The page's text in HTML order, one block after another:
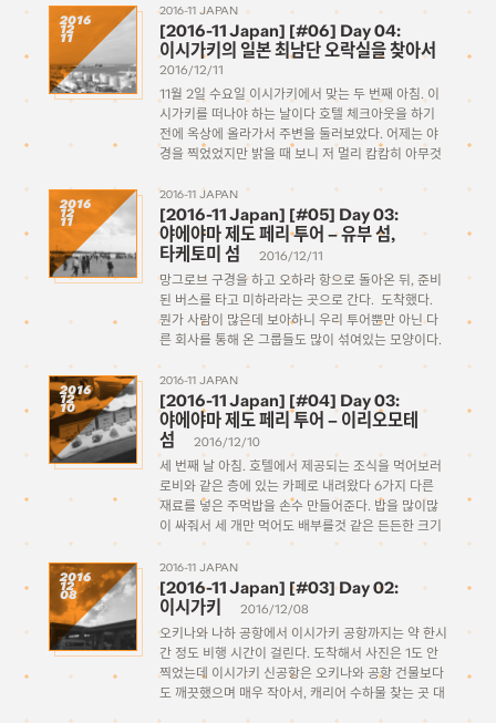
JTA(JAL의 자회사), RAC(류큐 에어 커뮤터–여기
도 […]
2016
12
11
2016-11 JAPAN
[2016-11 Japan] [#06] Day 04:
이시가키의 일본 최남단 오락실을 찾아서
2016/12/11
11월 2일 수요일 이시가키에서 맞는 두 번째 아침. 이
시가키를 떠나야 하는 날이다 호텔 체크아웃을 하기
전에 옥상에 올라가서 주변을 둘러보았다. 어제는 야
경을 찍었었지만 밝을 때 보니 저 멀리 캄캄히 아무것
리 이시가키 페리 […]
2016
12
11
2016-11 JAPAN
[2016-11 Japan] [#05] Day 03:
야에야마 제도 페리 투어 – 유부 섬,
타케토미 섬
2016/12/11
망그로브 구경을 하고 오하라 항으로 돌아온 뒤, 준비
된 버스를 타고 미하라라는 곳으로 간다. 도착했다.
뭔가 사람이 많은데 보아하니 우리 투어뿐만 아닌 다
른 회사를 통해 온 그룹들도 많이 섞여있는 모양이다.
헷갈리지 않게 잘 […]
2016
12
10
2016-11 JAPAN
[2016-11 Japan] [#04] Day 03:
야에야마 제도 페리 투어 – 이리오모테
섬
2016/12/10
세 번째 날 아침. 호텔에서 제공되는 조식을 먹어보러
로비와 같은 층에 있는 카페로 내려왔다 6가지 다른
재료를 넣은 주먹밥을 손수 만들어준다. 밥을 많이많
이 싸줘서 세 개만 먹어도 배부를것 같은 든든한 크기
다. 잘 먹고 가방을 싸들고 호텔을 나섰다. 이시가키
둘째날 […]
2016
12
08
2016-11 JAPAN
[2016-11 Japan] [#03] Day 02:
이시가키
2016/12/08
오키나와 나하 공항에서 이시가키 공항까지는 약 한시
간 정도 비행 시간이 걸린다. 도착해서 사진은 1도 안
찍었는데 이시가키 신공항은 오키나와 공항 건물보다
도 깨끗했으며 매우 작아서, 캐리어 수하물 찾는 곳 대